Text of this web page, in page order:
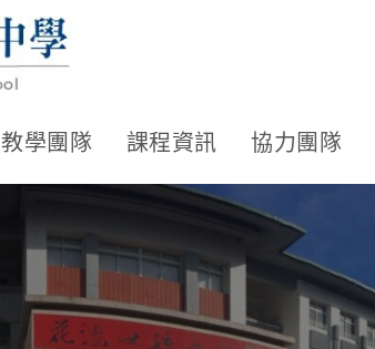
教學團隊 課程資訊 協力團隊